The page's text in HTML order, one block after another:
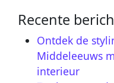
Recente
Ontdek de
Middeleeuws
interieur